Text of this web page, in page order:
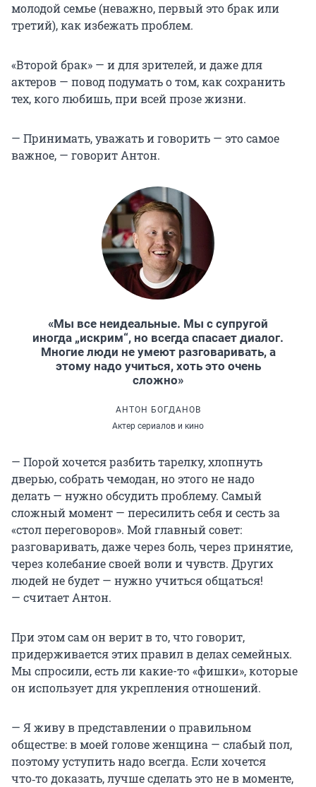
молодой семье (неважно, первый это брак или
третий), как избежать проблем.
«Второй брак» — и для зрителей, и даже для
актеров — повод подумать о том, как сохранить
тех, кого любишь, при всей прозе жизни.
— Принимать, уважать и говорить — это самое
важное, — говорит Антон.
«Мы все неидеальные. Мы с супругой
иногда „искрим“, но всегда спасает диалог.
Многие люди не умеют разговаривать, а
этому надо учиться, хоть это очень
сложно»
АНТОН БОГДАНОВ
Актер сериалов и кино
— Порой хочется разбить тарелку, хлопнуть
дверью, собрать чемодан, но этого не надо
делать — нужно обсудить проблему. Самый
сложный момент — пересилить себя и сесть за
«стол переговоров». Мой главный совет:
разговаривать, даже через боль, через принятие,
через колебание своей воли и чувств. Других
людей не будет — нужно учиться общаться!
— считает Антон.
При этом сам он верит в то, что говорит,
придерживается этих правил в делах семейных.
Мы спросили, есть ли какие-то «фишки», которые
он использует для укрепления отношений.
— Я живу в представлении о правильном
обществе: в моей голове женщина — слабый пол,
поэтому уступить надо всегда. Если хочется
что‑то доказать, лучше сделать это не в моменте,